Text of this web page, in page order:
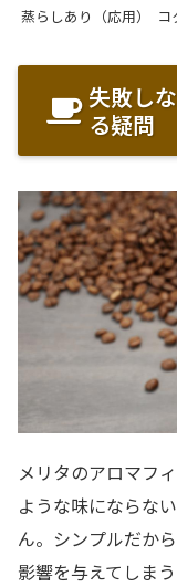
蒸らしあり（応用）
コ
失敗し
る疑問
メリタのアロマフ
ような味にならな
ん。シンプルだか
影響を与えてしま